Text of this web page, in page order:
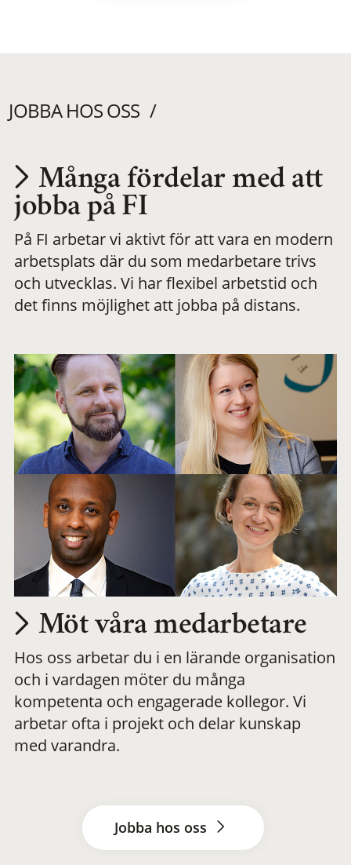
JOBBA HOS OSS
Utvecklas på en
meningsfull och
flexibel
Många fördelar med att
jobba på FI
På FI arbetar vi aktivt för att vara en modern
arbetsplats där du som medarbetare trivs
och utvecklas. Vi har flexibel arbetstid och
det finns möjlighet att jobba på distans.
Möt våra medarbetare
Hos oss arbetar du i en lärande organisation
och i vardagen möter du många
kompetenta och engagerade kollegor. Vi
arbetar ofta i projekt och delar kunskap
med varandra.
Jobba hos oss